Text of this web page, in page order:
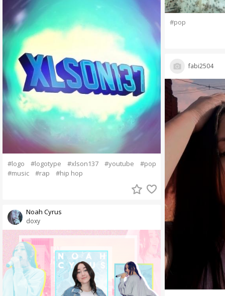
#logo #logotype #xlson137 #youtube
#pop
#music
#rap #hip hop
doxy
Noah Cyrus
#pop
fabi2504